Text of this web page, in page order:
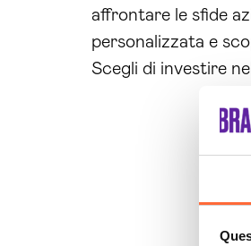
affrontare le sfide
personalizzata e
Scegli di investire